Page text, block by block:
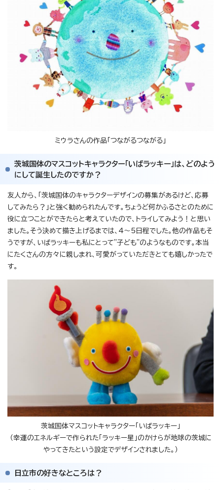
ミウラさんの作品「つながるつながる」
茨城国体のマスコットキャラクター「いばラッキー」は、どのよう
にして誕生したのですか？
友人から、「茨城国体のキャラクターデザインの募集があるけど、応募
してみたら？」と強く勧められたんです。ちょうど何かふるさとのために
役に立つことができたらと考えていたので、トライしてみよう！と思い
ました。そう決めて描き上げるまでは、4～5日程でした。他の作品もそ
うですが、いばラッキーも私にとって"子ども"のようなものです。本当
にたくさんの方々に親しまれ、可愛がっていただきとても嬉しかったで
す。
茨城国体マスコットキャラクター「いばラッキー」
（幸運のエネルギーで作られた「ラッキー星」のかけらが地球の茨城に
やってきたという設定でデザインされました。）
日立市の好きなところは？